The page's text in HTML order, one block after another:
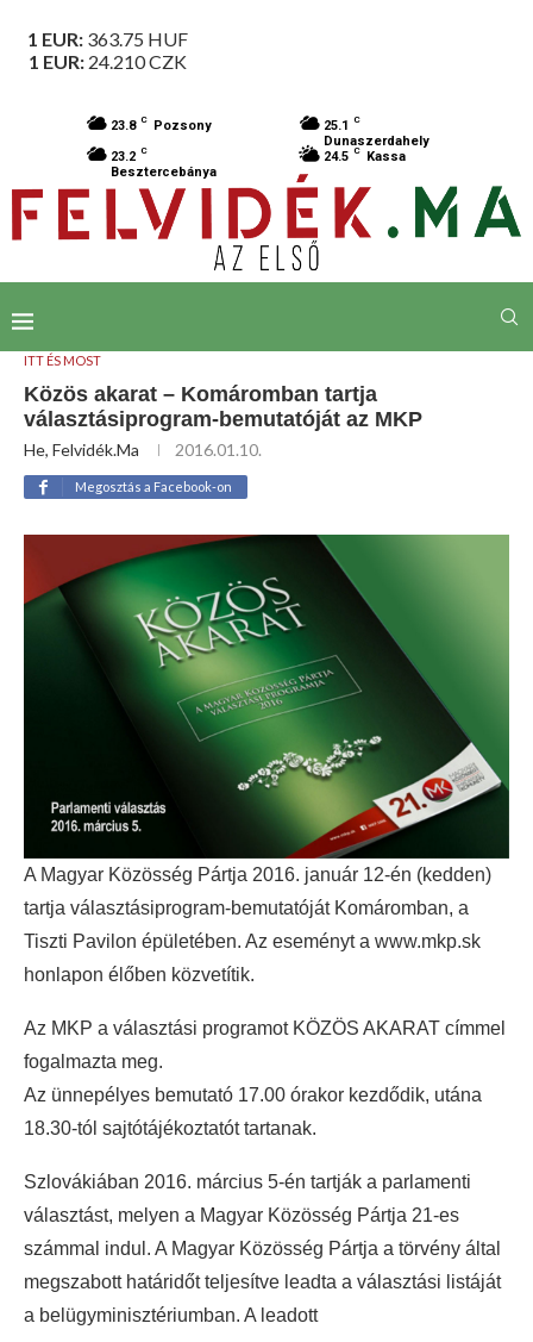
1 EUR: 363.75 HUF
1 EUR: 24.210CZK
23.8 C Pozsony 25.1 C
Dunaszerdahely
23.2 C
Besztercebánya
24.5 C Kassa
ITT ÉS MOST
Közös akarat – Komáromban tartja
választásiprogram-bemutatóját az MKP
He, Felvidék.ma 2016.01.10.
Megosztás a Facebook-on
A Magyar Közösség Pártja 2016. január 12-én (kedden)
tartja választásiprogram-bemutatóját Komáromban, a
Tiszti Pavilon épületében. Az eseményt a www.mkp.sk
honlapon élőben közvetítik.
Az MKP a választási programot KÖZÖS AKARAT címmel
fogalmazta meg.
Az ünnepélyes bemutató 17.00 órakor kezdődik, utána
18.30-tól sajtótájékoztatót tartanak.
Szlovákiában 2016. március 5-én tartják a parlamenti
választást, melyen a Magyar Közösség Pártja 21-es
számmal indul. A Magyar Közösség Pártja a törvény által
megszabott határidőt teljesítve leadta a választási listáját
a belügyminisztériumban. A leadott